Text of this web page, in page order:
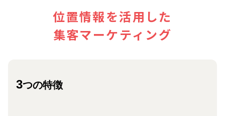
位置情報を活用した
集客マーケティング
3つの特徴